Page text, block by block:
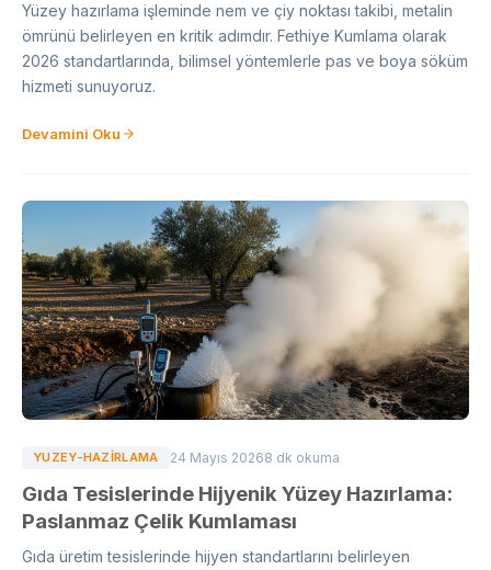
Yüzey hazırlama işleminde nem ve çiy noktası takibi, metalin
ömrünü belirleyen en kritik adımdır. Fethiye Kumlama olarak
2026 standartlarında, bilimsel yöntemlerle pas ve boya söküm
hizmeti sunuyoruz.
Devamini Oku
YUZEY-HAZIRLAMA 24 Mayıs 20268 dk okuma
Gıda Tesislerinde Hijyenik Yüzey Hazırlama:
Paslanmaz Çelik Kumlaması
Gıda üretim tesislerinde hijyen standartlarını belirleyen